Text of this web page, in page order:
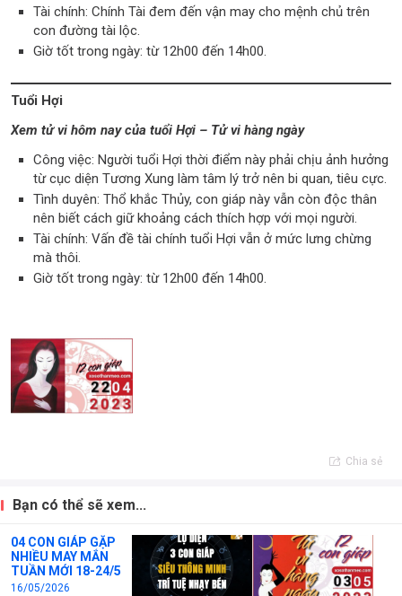
Tài chính: Chính Tài đem đến vận may cho mệnh chủ trên
con đường tài lộc.
Giờ tốt trong ngày: từ 12h00 đến 14h00.
Tuổi Hợi
Xem tử vi hôm nay của tuổi Hợi – Tử vi hàng ngày
Công việc: Người tuổi Hợi thời điểm này phải chịu ảnh hưởng
từ cục diện Tương Xung làm tâm lý trở nên bi quan, tiêu cực.
Tình duyên: Thổ khắc Thủy, con giáp này vẫn còn độc thân
nên biết cách giữ khoảng cách thích hợp với mọi người.
Tài chính: Vấn đề tài chính tuổi Hợi vẫn ở mức lưng chừng
mà thôi.
Giờ tốt trong ngày: từ 12h00 đến 14h00.
Chia sẻ
Bạn có thể sẽ xem...
04 CON GIÁP GẶP
NHIỀU MAY MẮN
TUẦN MỚI 18-24/5
16/05/2026